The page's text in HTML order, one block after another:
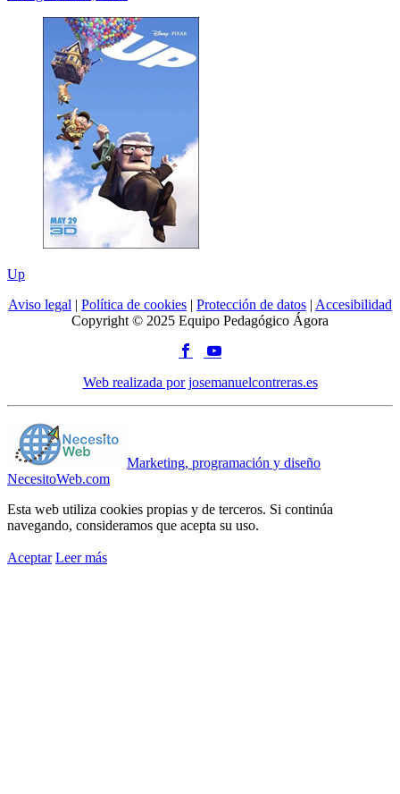
Up
Aviso legal | Política de cookies | Protección de datos | Accesibilidad
Copyright © 2025 Equipo Pedagógico Ágora
Web realizada por josemanuelcontreras.es
Marketing, programación y diseño
NecesitoWeb.com
Esta web utiliza cookies propias y de terceros. Si continúa
navegando, consideramos que acepta su uso.
Aceptar Leer más